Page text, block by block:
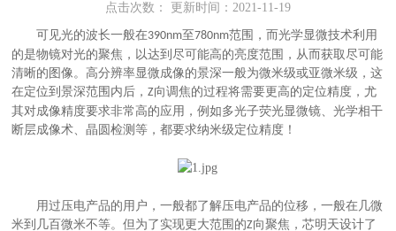
点击次数： 更新时间：2021-11-19
可见光的波长一般在390nm至780nm范围，而光学显微技术利用
的是物镜对光的聚焦，以达到尽可能高的亮度范围，从而获取尽可能
清晰的图像。高分辨率显微成像的景深一般为微米级或亚微米级，这
在定位到景深范围内后，Z向调焦的过程将需要更高的定位精度，尤
其对成像精度要求非常高的应用，例如多光子荧光显微镜、光学相干
断层成像术、晶圆检测等，都要求纳米级定位精度！
用过压电产品的用户，一般都了解压电产品的位移，一般在几微
米到几百微米不等。但为了实现更大范围的Z向聚焦，芯明天设计了